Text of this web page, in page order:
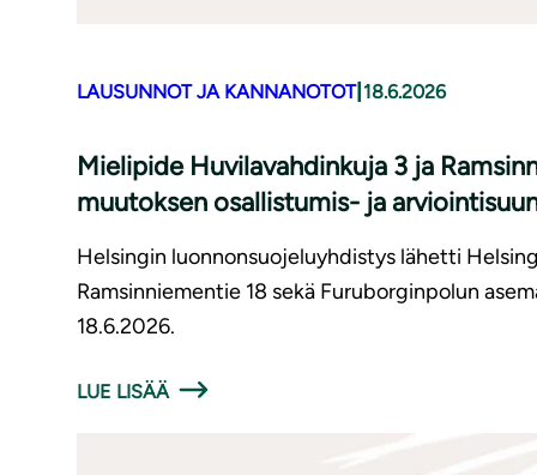
LAUSUNNOT JA KANNANOTOT| 18.6.2026
Mielipide Huvilavahdinkuja 3 ja
muutoksen osallistumis- ja
Helsingin luonnonsuojeluyhdistys lähetti
Ramsinniementie 18 sekä Furuborginpolun
18.6.2026.
LUE LISÄÄ